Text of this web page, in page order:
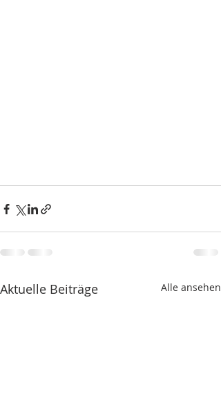
Aktuelle Beiträge Alle ansehen